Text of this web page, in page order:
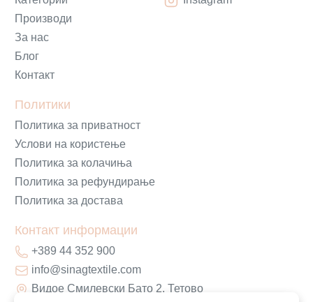
Производи
За нас
Блог
Контакт
Политики
Политика за приватност
Услови на користење
Политика за колачиња
Политика за рефундирање
Политика за достава
Контакт информации
+389 44 352 900
info@sinagtextile.com
Видое Смилевски Бато 2, Тетово